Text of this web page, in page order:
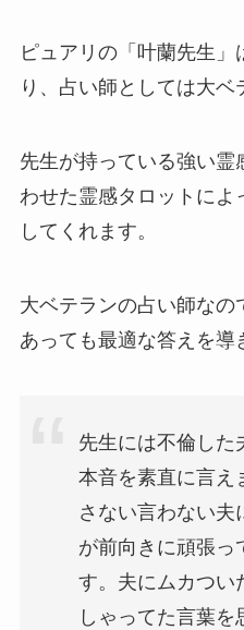
ピュアリの「叶蘭先生
り、占い師としては大ベ
先生が持っている強い霊
わせた霊感タロットに
してくれます。
大ベテランの占い師な
あっても最適な答えを導
先生には不倫した
本音を素直に言え
さない言わない夫
が前向きに頑張っ
す。夫にムカつい
しゃってた言葉を